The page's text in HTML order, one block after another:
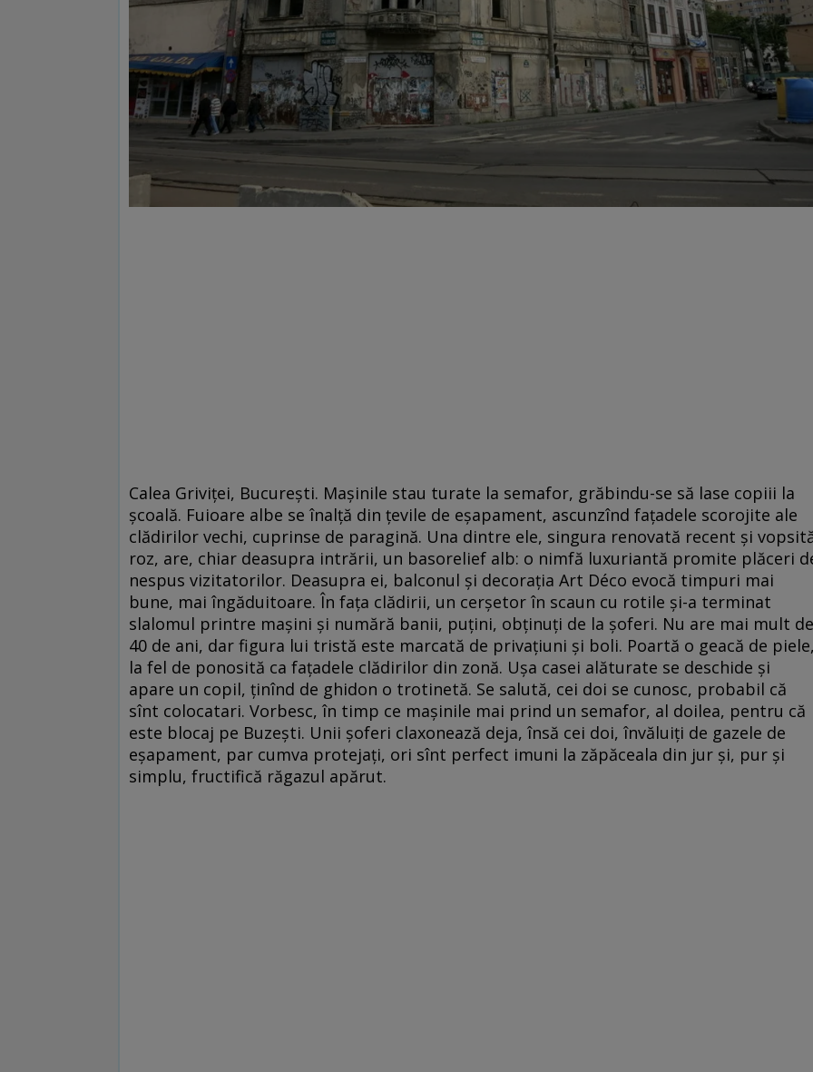
Calea Griviței, București. Mașinile stau turate la semafor, grăbindu-se să lase copiii la
școală. Fuioare albe se înalță din țevile de eșapament, ascunzînd fațadele scorojite ale
clădirilor vechi, cuprinse de paragină. Una dintre ele, singura renovată recent și
roz, are, chiar deasupra intrării, un basorelief alb: o nimfă luxuriantă promite plăceri
nespus vizitatorilor. Deasupra ei, balconul și decorația Art Déco evocă timpuri mai
bune, mai îngăduitoare. În faţa clădirii, un cerşetor în scaun cu rotile şi-a terminat
slalomul printre maşini şi numără banii, puţini, obţinuţi de la şoferi. Nu are mai mult de
40 de ani, dar figura lui tristă este marcată de privaţiuni şi boli. Poartă o geacă de
la fel de ponosită ca faţadele clădirilor din zonă. Uşa casei alăturate se deschide şi
apare un copil, ţinînd de ghidon o trotinetă. Se salută, cei doi se cunosc, probabil că
sînt colocatari. Vorbesc, în timp ce maşinile mai prind un semafor, al doilea, pentru că
este blocaj pe Buzeşti. Unii şoferi claxonează deja, însă cei doi, învăluiţi de gazele de
eşapament, par cumva protejaţi, ori sînt perfect imuni la zăpăceala din jur şi, pur şi
simplu, fructifică răgazul apărut.